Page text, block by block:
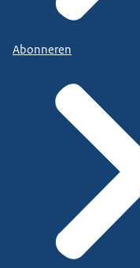
Abonneren